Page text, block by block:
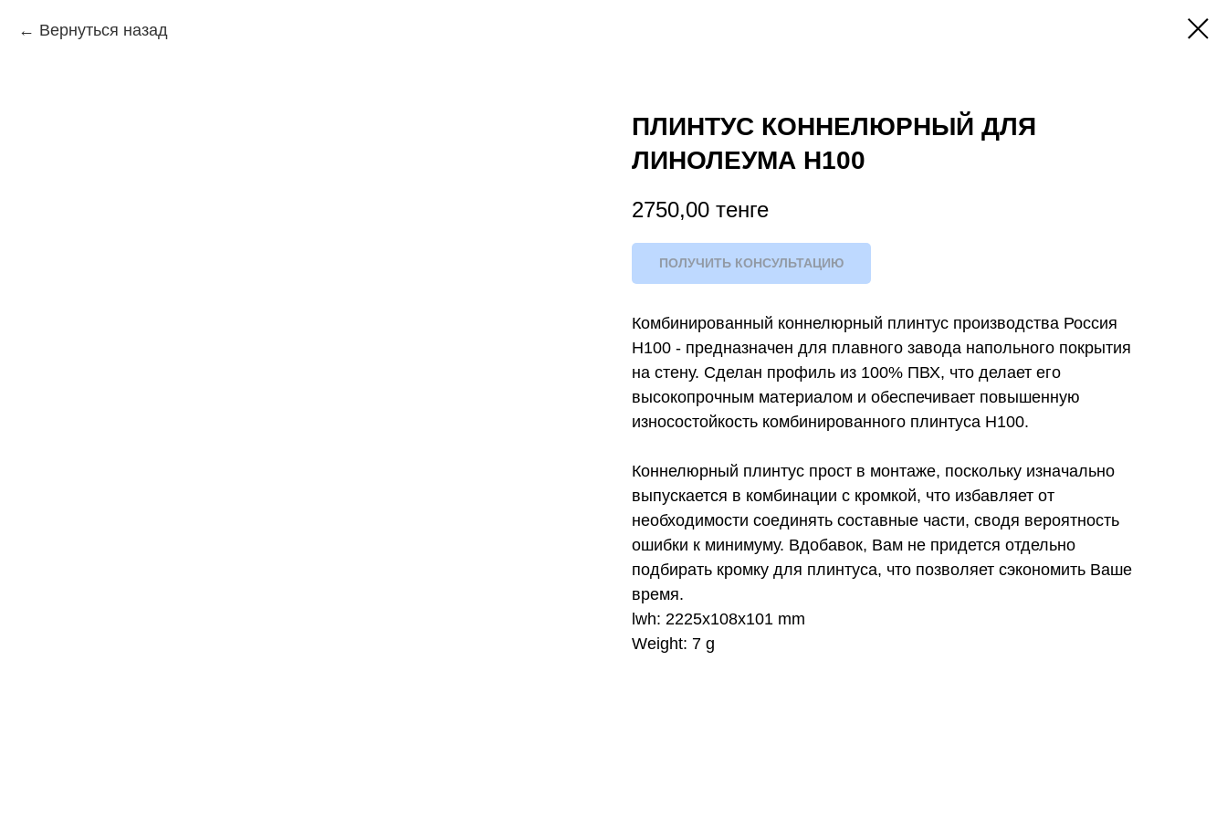
Вернуться назад
ПЛИНТУС КОННЕЛЮРНЫЙ ДЛЯ
ЛИНОЛЕУМА H100
2750,00 тенге
ПОЛУЧИТЬ КОНСУЛЬТАЦИЮ
Комбинированный коннелюрный плинтус производства Россия
Н100 - предназначен для плавного завода напольного покрытия
на стену. Сделан профиль из 100% ПВХ, что делает его
высокопрочным материалом и обеспечивает повышенную
износостойкость комбинированного плинтуса Н100.
Коннелюрный плинтус прост в монтаже, поскольку изначально
выпускается в комбинации с кромкой, что избавляет от
необходимости соединять составные части, сводя вероятность
ошибки к минимуму. Вдобавок, Вам не придется отдельно
подбирать кромку для плинтуса, что позволяет сэкономить Ваше
время.
lwh: 2225x108x101 mm
Weight: 7 g